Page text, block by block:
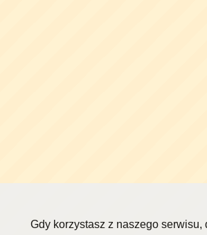
Gdy korzystasz z naszego